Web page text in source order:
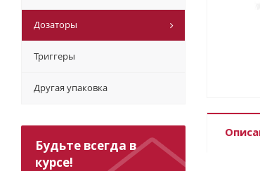
Дозаторы
Триггеры
Другая упаковка
Будьте всегда в
курсе!